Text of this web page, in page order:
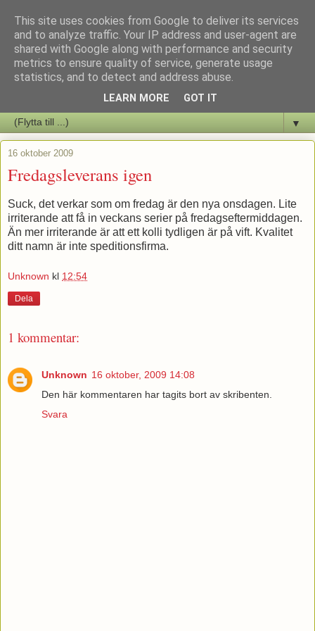
Staffars Seriers Blog
Vi skriver om serienyheter av alla de slag samt om vad som sker i
▼
16 oktober 2009
Fredagsleverans igen
Suck, det verkar som om fredag är den nya onsdagen. Lite
irriterande att få in veckans serier på fredagseftermiddagen.
Än mer irriterande är att ett kolli tydligen är på vift. Kvalitet
ditt namn är inte speditionsfirma.
Unknown kl 12:54
Dela
1 kommentar:
Unknown 16 oktober, 2009 14:08
Den här kommentaren har tagits bort av skribenten.
Svara
This site uses cookies from Google to deliver its services
and to analyze traffic. Your IP address and user-agent are
shared with Google along with performance and security
metrics to ensure quality of service, generate usage
statistics, and to detect and address abuse.
LEARN MORE GOT IT